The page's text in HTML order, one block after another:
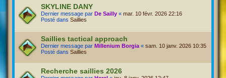
SKYLINE DANY
Dernier message par De Sailly « mar. 10 févr. 2026 22:16
Posté dans Saillies
Saillies tactical approach
Dernier message par Millenium Borgia « sam. 10 janv. 2026 10:35
Posté dans Saillies
Recherche saillies 2026